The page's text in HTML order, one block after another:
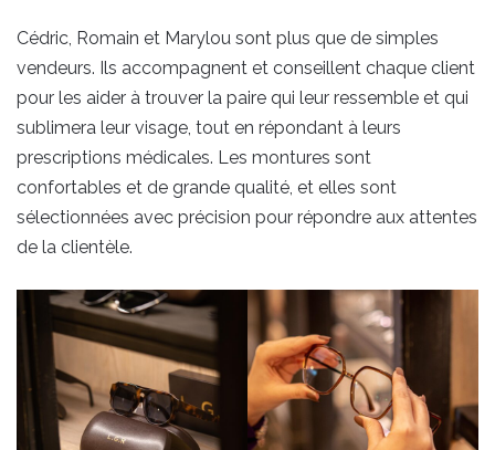
Cédric, Romain et Marylou sont plus que de simples
vendeurs. Ils accompagnent et conseillent chaque client
pour les aider à trouver la paire qui leur ressemble et qui
sublimera leur visage, tout en répondant à leurs
prescriptions médicales. Les montures sont
confortables et de grande qualité, et elles sont
sélectionnées avec précision pour répondre aux attentes
de la clientèle.